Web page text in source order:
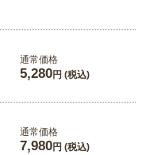
通常価格
5,280円 (税込)
通常価格
7,980円 (税込)